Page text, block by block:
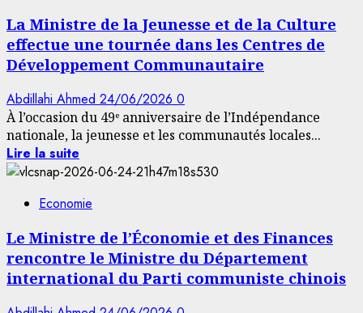
La Ministre de la Jeunesse et de la Culture
effectue une tournée dans les Centres de
Développement Communautaire
Abdillahi Ahmed 24/06/2026 0
À l’occasion du 49ᵉ anniversaire de l’Indépendance
nationale, la jeunesse et les communautés locales...
Lire la suite
Economie
Le Ministre de l’Économie et des Finances
rencontre le Ministre du Département
international du Parti communiste chinois